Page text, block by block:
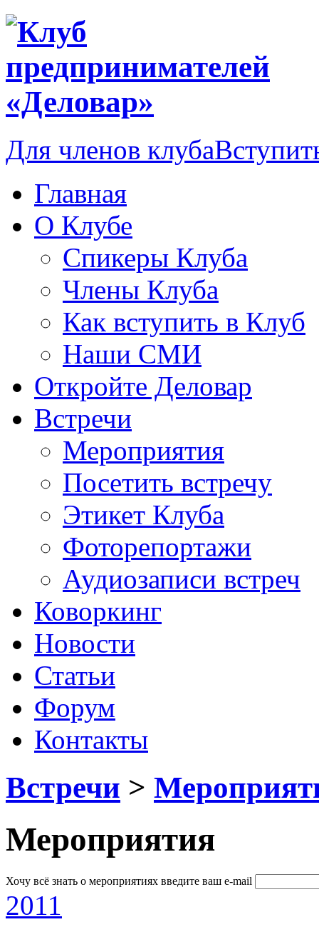
Для членов клуба
Главная
О Клубе
Спикеры Клуба
Члены Клуба
Как вступить в Клуб
Наши СМИ
Откройте Деловар
Встречи
Мероприятия
Посетить встречу
Этикет Клуба
Фоторепортажи
Аудиозаписи встреч
Коворкинг
Новости
Статьи
Форум
Контакты
Встречи >
Мероприятия
Хочу всё знать о мероприятиях введите ваш e-mail
2011